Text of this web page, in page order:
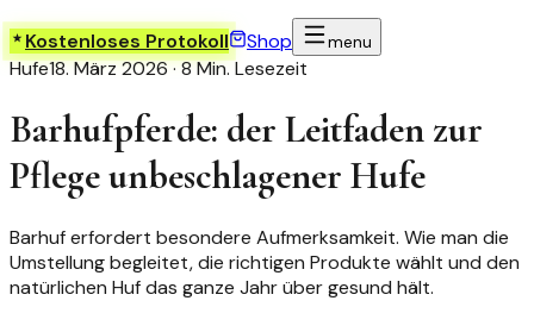
Kostenloses Protokoll Shop menu
Hufe18. März 2026·8 Min. Lesezeit
Barhufpferde: der Leitfaden zur
Pflege unbeschlagener Hufe
Barhuf erfordert besondere Aufmerksamkeit. Wie man die
Umstellung begleitet, die richtigen Produkte wählt und den
natürlichen Huf das ganze Jahr über gesund hält.